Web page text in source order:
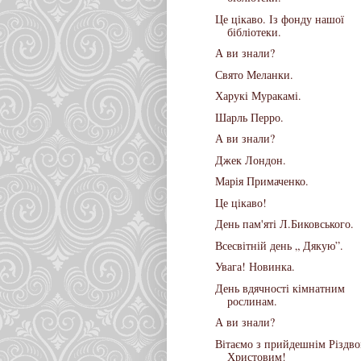
Це цікаво. Із фонду нашої
бібліотеки.
А ви знали?
Свято Меланки.
Харукі Муракамі.
Шарль Перро.
А ви знали?
Джек Лондон.
Марія Примаченко.
Це цікаво!
День пам'яті Л.Биковського.
Всесвітній день „ Дякую”.
Увага! Новинка.
День вдячності кімнатним
рослинам.
А ви знали?
Вітаємо з прийдешнім
Христовим!